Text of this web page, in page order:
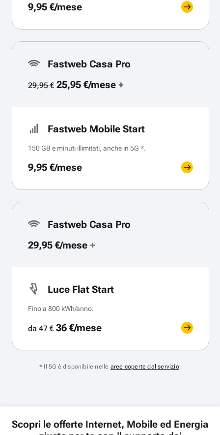
9,95 €/mese
Fastweb Casa Pro
29,95 €25,95 €/mese+
Fastweb Mobile Start
150 GB e minuti illimitati, anche in 5G *.
9,95 €/mese
Fastweb Casa Pro
29,95 €/mese +
Luce Flat Start
Fino a 800 kWh/anno.
da 47 €36 €/mese
* Il 5G è disponibile nelle aree coperte dal servizio.
Scopri le offerte Internet, Mobile ed Energia